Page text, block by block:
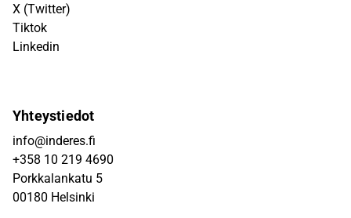
X (Twitter)
Tiktok
Linkedin
Yhteystiedot
info@inderes.fi
+358 10 219 4690
Porkkalankatu 5
00180 Helsinki